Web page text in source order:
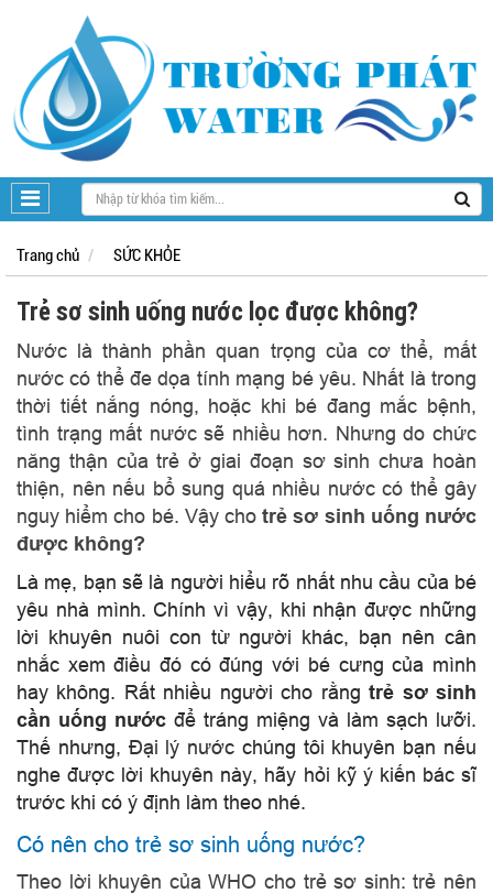
Trang chủ SỨC KHỎE
Trẻ sơ sinh uống nước lọc được không?
Nước là thành phần quan trọng của cơ thể, mất
nước có thể đe dọa tính mạng bé yêu. Nhất là trong
thời tiết nắng nóng, hoặc khi bé đang mắc bệnh,
tình trạng mất nước sẽ nhiều hơn. Nhưng do chức
năng thận của trẻ ở giai đoạn sơ sinh chưa hoàn
thiện, nên nếu bổ sung quá nhiều nước có thể gây
nguy hiểm cho bé. Vậy chotrẻ sơ sinh uống nước
được không?
Là mẹ, bạn sẽ là người hiểu rõ nhất nhu cầu của bé
yêu nhà mình. Chính vì vậy, khi nhận được những
lời khuyên nuôi con từ người khác, bạn nên cân
nhắc xem điều đó có đúng với bé cưng của mình
hay không. Rất nhiều người cho rằngtrẻ sơ sinh
cần uống nước để tráng miệng và làm sạch lưỡi.
Thế nhưng, Đại lý nước chúng tôi khuyên bạn nếu
nghe được lời khuyên này, hãy hỏi kỹ ý kiến bác sĩ
trước khi có ý định làm theo nhé.
Có nên cho trẻ sơ sinh uống nước?
Theo lời khuyên của WHO cho trẻ sơ sinh: trẻ nên